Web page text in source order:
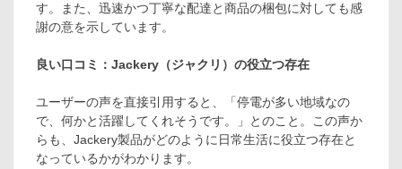
す。また、迅速かつ丁寧な配達と商品の梱包に対しても感
謝の意を示しています。
良い口コミ：Jackery（ジャクリ）の役立つ存在
ユーザーの声を直接引用すると、「停電が多い地域なの
で、何かと活躍してくれそうです。」とのこと。この声か
らも、Jackery製品がどのように日常生活に役立つ存在と
なっているかがわかります。